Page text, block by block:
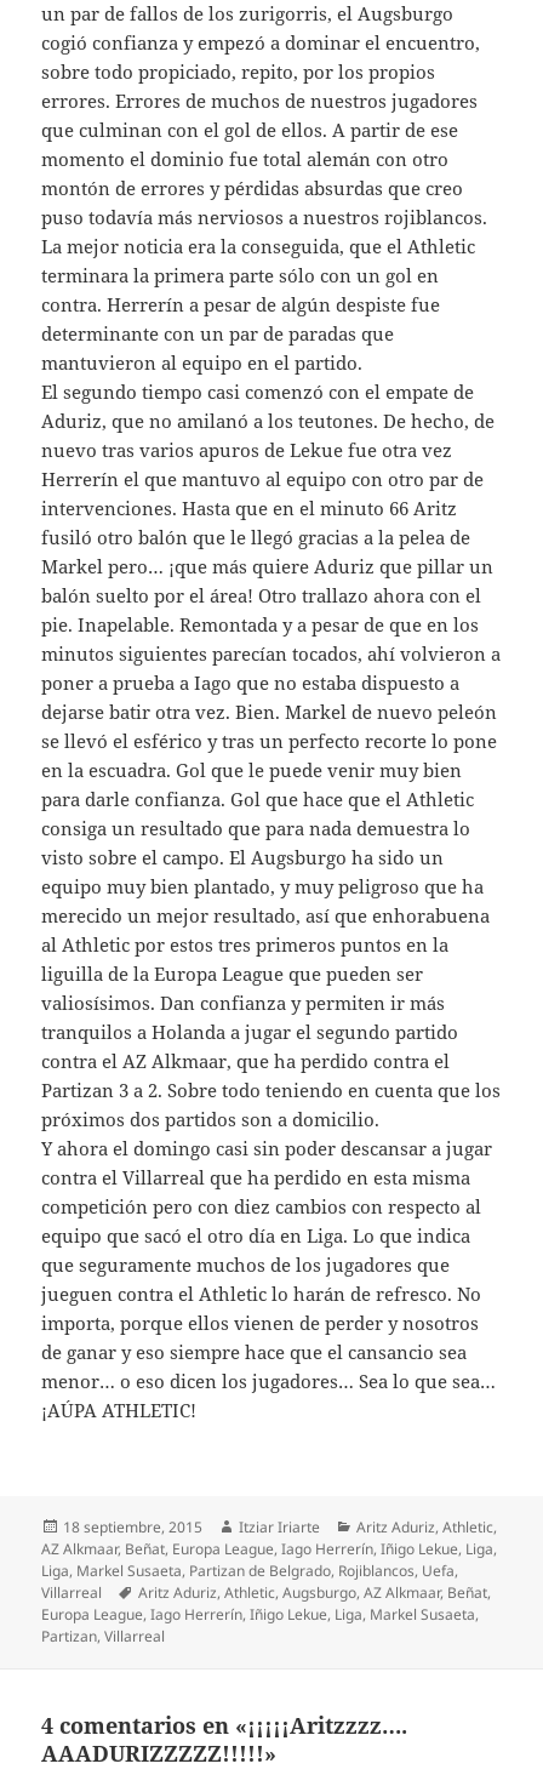
un par de fallos de los zurigorris, el Augsburgo
cogió confianza y empezó a dominar el encuentro,
sobre todo propiciado, repito, por los propios
errores. Errores de muchos de nuestros jugadores
que culminan con el gol de ellos. A partir de ese
momento el dominio fue total alemán con otro
montón de errores y pérdidas absurdas que creo
puso todavía más nerviosos a nuestros rojiblancos.
La mejor noticia era la conseguida, que el Athletic
terminara la primera parte sólo con un gol en
contra. Herrerín a pesar de algún despiste fue
determinante con un par de paradas que
mantuvieron al equipo en el partido.
El segundo tiempo casi comenzó con el empate de
Aduriz, que no amilanó a los teutones. De hecho, de
nuevo tras varios apuros de Lekue fue otra vez
Herrerín el que mantuvo al equipo con otro par de
intervenciones. Hasta que en el minuto 66 Aritz
fusiló otro balón que le llegó gracias a la pelea de
Markel pero… ¡que más quiere Aduriz que pillar un
balón suelto por el área! Otro trallazo ahora con el
pie. Inapelable. Remontada y a pesar de que en los
minutos siguientes parecían tocados, ahí volvieron a
poner a prueba a Iago que no estaba dispuesto a
dejarse batir otra vez. Bien. Markel de nuevo peleón
se llevó el esférico y tras un perfecto recorte lo pone
en la escuadra. Gol que le puede venir muy bien
para darle confianza. Gol que hace que el Athletic
consiga un resultado que para nada demuestra lo
visto sobre el campo. El Augsburgo ha sido un
equipo muy bien plantado, y muy peligroso que ha
merecido un mejor resultado, así que enhorabuena
al Athletic por estos tres primeros puntos en la
liguilla de la Europa League que pueden ser
valiosísimos. Dan confianza y permiten ir más
tranquilos a Holanda a jugar el segundo partido
contra el AZ Alkmaar, que ha perdido contra el
Partizan 3 a 2. Sobre todo teniendo en cuenta que los
próximos dos partidos son a domicilio.
Y ahora el domingo casi sin poder descansar a jugar
contra el Villarreal que ha perdido en esta misma
competición pero con diez cambios con respecto al
equipo que sacó el otro día en Liga. Lo que indica
que seguramente muchos de los jugadores que
jueguen contra el Athletic lo harán de refresco. No
importa, porque ellos vienen de perder y nosotros
de ganar y eso siempre hace que el cansancio sea
menor… o eso dicen los jugadores… Sea lo que sea…
¡AÚPA ATHLETIC!
Publicado
el
18 septiembre, 2015 Autor
Itziar Iriarte Categorías
Aritz Aduriz,Athletic,
AZ Alkmaar, Beñat, Europa League,Iago Herrerín,Iñigo Lekue, Liga,
Liga, Markel Susaeta, Partizan de Belgrado, Rojiblancos, Uefa,
Villarreal
Etiquetas
Aritz Aduriz,Athletic,Augsburgo,AZ Alkmaar, Beñat,
Europa League,Iago Herrerín,Iñigo Lekue, Liga, Markel Susaeta,
Partizan,Villarreal
4 comentarios en «¡¡¡¡¡Aritzzzz….
AAADURIZZZZZ!!!!!»